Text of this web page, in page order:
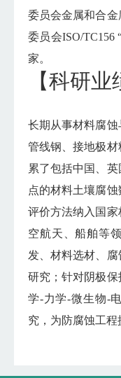
委员会金属和合
委员会ISO/TC156
家。
【科研业
长期从事材料腐
管线钢、接地极
累了包括中国、
点的材料土壤腐
评价方法纳入国
空航天、船舶等
发、材料选材、
研究；针对阴极
学-力学-微生物-
究，为防腐蚀工程